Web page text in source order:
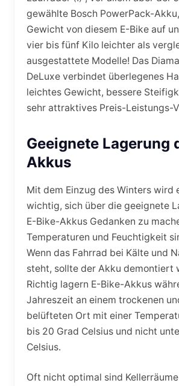
gewählte Bosch PowerPack-
Gewicht von diesem E-Bike auf
vier bis fünf Kilo leichter als
ausgestattete Modelle! Das
DeLuxe verbindet überlegenes
leichtes Gewicht, bessere
sehr attraktives Preis-Leistungs-
Geeignete Lagerung
Akkus
Mit dem Einzug des Winters wird
wichtig, sich über die geeignete
E-Bike-Akkus Gedanken zu
Temperaturen und Feuchtigkeit
Wenn das Fahrrad bei Kälte und
steht, sollte der Akku demontiert
Richtig lagern E-Bike-Akkus
Jahreszeit an einem trockenen
belüfteten Ort mit einer
bis 20 Grad Celsius und nicht
Celsius.
Oft nicht optimal sind